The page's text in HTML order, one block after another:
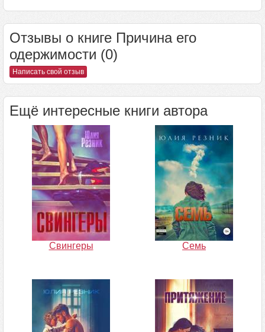
Отзывы о книге Причина его
одержимости (0)
Написать свой отзыв
Ещё интересные книги автора
Свингеры Семь